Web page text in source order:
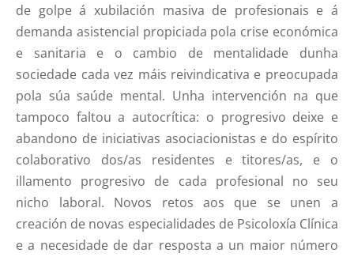
de golpe á xubilación masiva de profesionais e á
demanda asistencial propiciada pola crise económica
e sanitaria e o cambio de mentalidade dunha
sociedade cada vez máis reivindicativa e preocupada
pola súa saúde mental. Unha intervención na que
tampoco faltou a autocrítica: o progresivo deixe e
abandono de iniciativas asociacionistas e do espírito
colaborativo dos/as residentes e titores/as, e o
illamento progresivo de cada profesional no seu
nicho laboral. Novos retos aos que se unen a
creación de novas especialidades de Psicoloxía Clínica
e a necesidade de dar resposta a un maior número